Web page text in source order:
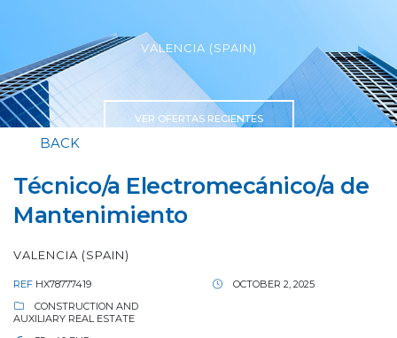
VALENCIA (SPAIN)
VER OFERTAS RECIENTES
BACK
Técnico/a Electromecánico/a de
Mantenimiento
VALENCIA (SPAIN)
REF HX78777419
OCTOBER 2, 2025
CONSTRUCTION AND
AUXILIARY REAL ESTATE